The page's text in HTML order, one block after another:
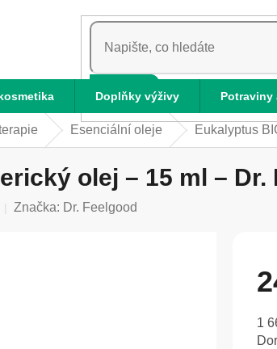
HLEDAT
Doplňky výživy Potraviny
Esenciální oleje Eukalyptus
olej – 15 ml – Dr.
Značka: Dr. Feelgood
1